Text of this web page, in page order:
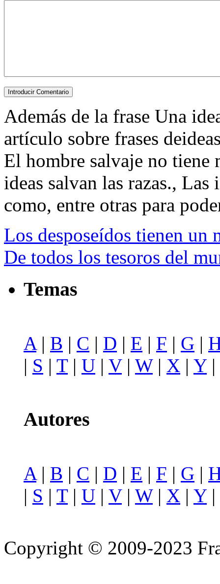
Además de la frase Una
artículo sobre frases
El hombre salvaje no tiene
ideas salvan las razas., Las
como, entre otras para
Los desposeídos tienen un
De todos los tesoros del
Temas
A | B | C | D | E | F | G |
| S | T| U | V| W| X | Y|
Autores
A| B | C | D | E | F | G |
| S | T| U | V| W| X | Y|
Copyright © 2009-2023